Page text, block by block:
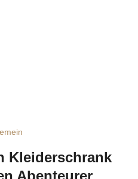
Kleiderschrank